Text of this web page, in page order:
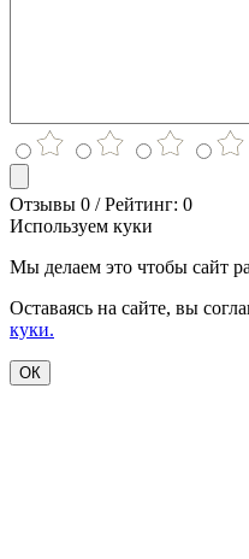
Отзывы 0 / Рейтинг: 0
Используем куки
Мы делаем это чтобы сайт
Оставаясь на сайте, вы
куки.
ОК